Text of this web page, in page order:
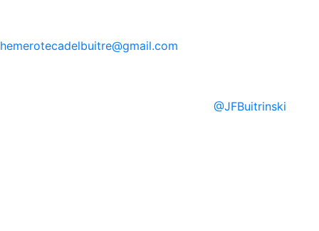
hemerotecadelbuitre@gmail.com
@JFBuitrinski